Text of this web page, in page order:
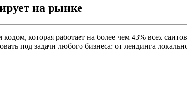
на рынке
которая работает на более чем 43% всех
под задачи любого бизнеса: от лендинга